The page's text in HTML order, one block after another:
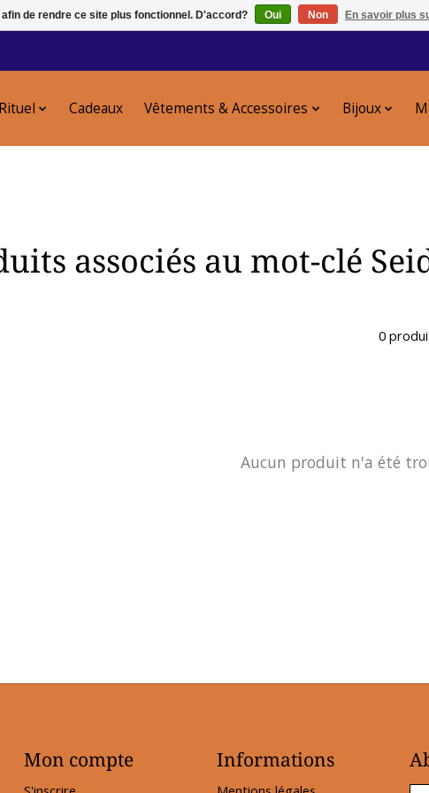
Cadeaux Vêtements & Accessoires Bijoux
associés au mot-clé
0
Aucun produit n'a été
Mon compte Informations
de rendre ce site plus fonctionnel. D'accord? Oui Non En savoir plus